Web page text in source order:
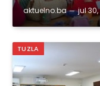
aktuelno.ba jul
TUZLA